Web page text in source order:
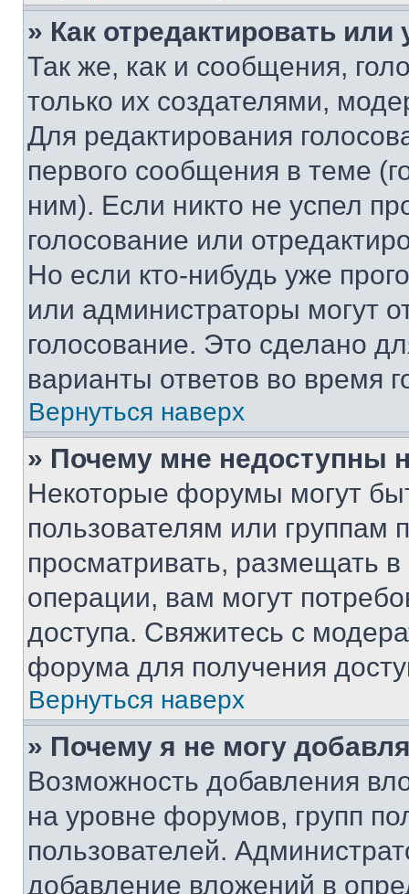
» Как отредактировать
Так же, как и сообщения,
только их создателями,
Для редактирования
первого сообщения в теме
ним). Если никто не успел
голосование или
Но если кто-нибудь уже
или администраторы могут
голосование. Это сделано
варианты ответов во время
Вернуться наверх
» Почему мне недоступны
Некоторые форумы могут
пользователям или группам
просматривать, размещать
операции, вам могут
доступа. Свяжитесь с
форума для получения
Вернуться наверх
» Почему я не могу
Возможность добавления
на уровне форумов, групп
пользователей.
добавление вложений в